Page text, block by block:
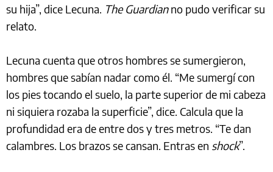
su hija”, dice Lecuna. The Guardianno pudo verificar su
relato.
Lecuna cuenta que otros hombres se sumergieron,
hombres que sabían nadar como él. “Me sumergí con
los pies tocando el suelo, la parte superior de mi cabeza
ni siquiera rozaba la superficie”, dice. Calcula que la
profundidad era de entre dos y tres metros. “Te dan
calambres. Los brazos se cansan. Entras en shock”.